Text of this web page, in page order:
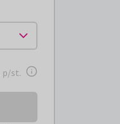
per stuk
p/st.